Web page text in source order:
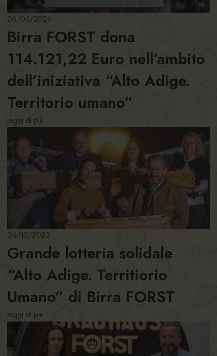
06/06/2024
Birra FORST dona
114.121,22 Euro nell’ambito
dell’iniziativa “Alto Adige.
Territorio umano”
leggi di più
04/12/2023
Grande lotteria solidale
“Alto Adige. Territiorio
Umano” di Birra FORST
leggi di più